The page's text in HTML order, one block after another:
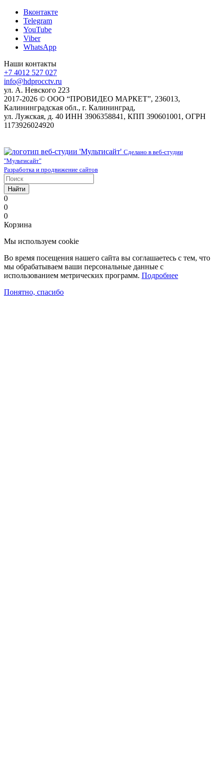
Вконтакте
Telegram
YouTube
Viber
WhatsApp
Наши контакты
+7 4012 527 027
info@hdprocctv.ru
ул. А. Невского 223
2017-2026 © ООО “ПРОВИДЕО МАРКЕТ”, 236013,
Калининградская обл., г. Калининград,
ул. Лужская, д. 40 ИНН 3906358841, КПП 390601001, ОГРН
1173926024920
Сделано в веб-студии
"Мультисайт"
Разработка и продвижение сайтов
Найти
0
0
0
Корзина
Мы используем cookie
Во время посещения нашего сайта вы соглашаетесь с тем, что
мы обрабатываем ваши персональные данные с
использованием метрических программ. Подробнее
Понятно, спасибо